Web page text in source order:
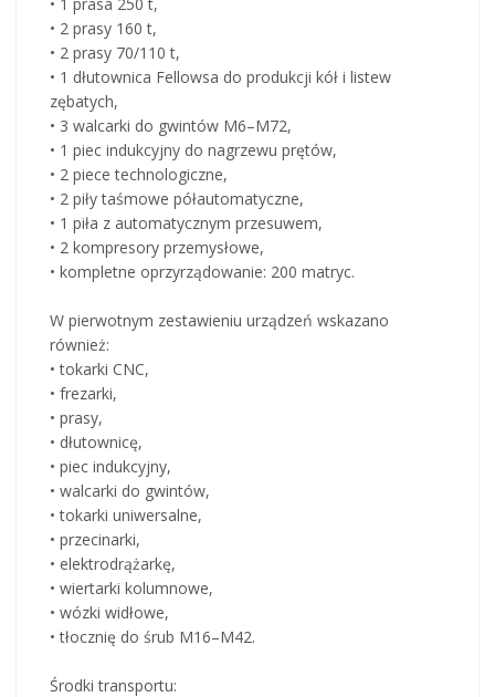
• 2 prasy 160 t,
• 2 prasy 70/110 t,
• 1 dłutownica Fellowsa do produkcji kół i listew
zębatych,
• 3 walcarki do gwintów M6–M72,
• 1 piec indukcyjny do nagrzewu prętów,
• 2 piece technologiczne,
• 2 piły taśmowe półautomatyczne,
• 1 piła z automatycznym przesuwem,
• 2 kompresory przemysłowe,
• kompletne oprzyrządowanie: 200 matryc.
W pierwotnym zestawieniu urządzeń wskazano
również:
• tokarki CNC,
• frezarki,
• prasy,
• dłutownicę,
• piec indukcyjny,
• walcarki do gwintów,
• tokarki uniwersalne,
• przecinarki,
• elektrodrążarkę,
• wiertarki kolumnowe,
• wózki widłowe,
• tłocznię do śrub M16–M42.
Środki transportu: